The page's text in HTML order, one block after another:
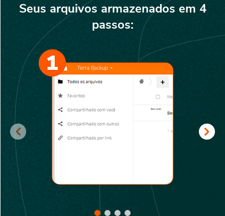
Seus arquivos armazenados em 4
passos: